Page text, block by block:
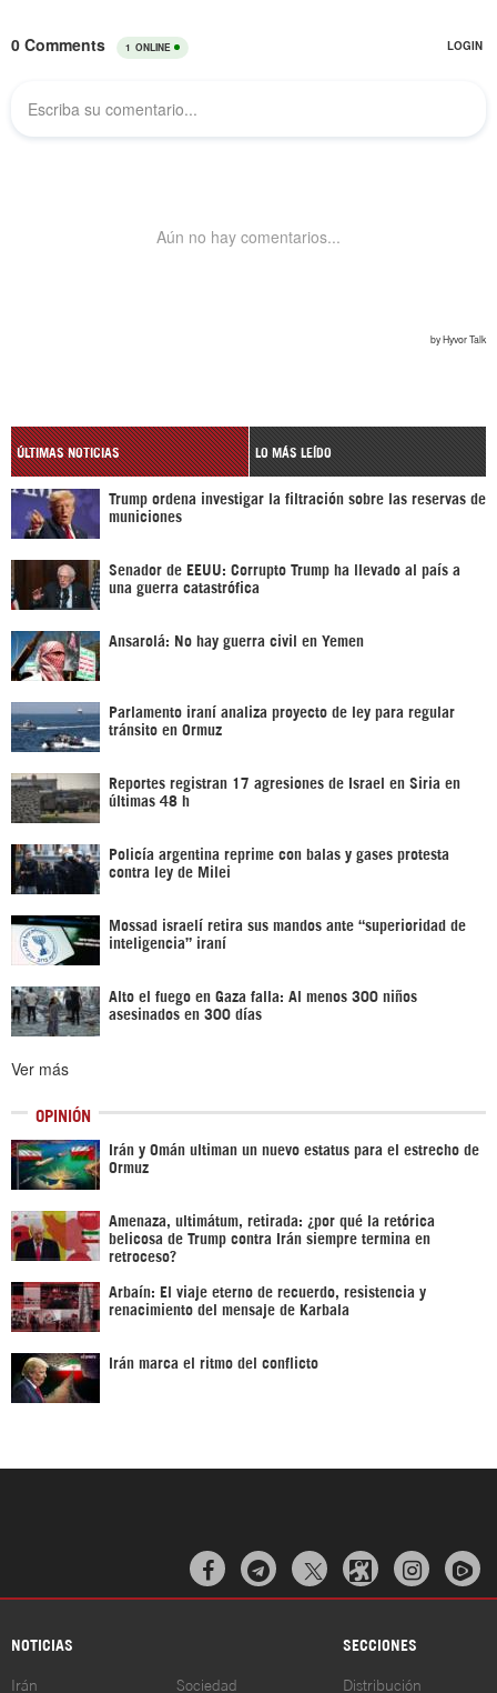
ÚLTIMAS NOTICIAS LO MÁS LEÍDO
Trump ordena investigar la filtración sobre las reservas de
municiones
Senador de EEUU: Corrupto Trump ha llevado al país a
una guerra catastrófica
Ansarolá: No hay guerra civil en Yemen
Parlamento iraní analiza proyecto de ley para regular
tránsito en Ormuz
Reportes registran 17 agresiones de Israel en Siria en
últimas 48 h
Policía argentina reprime con balas y gases protesta
contra ley de Milei
Mossad israelí retira sus mandos ante “superioridad de
inteligencia” iraní
Alto el fuego en Gaza falla: Al menos 300 niños
asesinados en 300 días
Ver más
OPINIÓN
Irán y Omán ultiman un nuevo estatus para el estrecho de
Ormuz
Amenaza, ultimátum, retirada: ¿por qué la retórica
belicosa de Trump contra Irán siempre termina en
retroceso?
Arbaín: El viaje eterno de recuerdo, resistencia y
renacimiento del mensaje de Karbala
Irán marca el ritmo del conflicto
  
NOTICIAS SECCIONES
Irán Sociedad Distribución